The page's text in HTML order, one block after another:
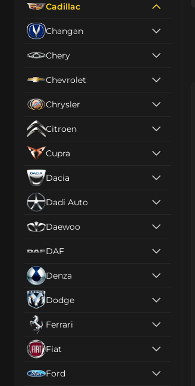
Cadillac
Changan
Chery
Chevrolet
Chrysler
Citroen
Cupra
Dacia
Dadi Auto
Daewoo
DAF
Denza
Dodge
Ferrari
Fiat
Ford